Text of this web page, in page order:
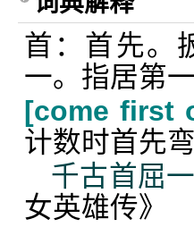
首：首先。
一。指居第
[come first
计数时首先
千古首屈
女英雄传》